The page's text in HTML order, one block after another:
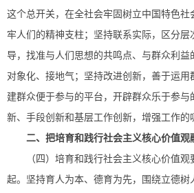
这个总开关，在全社会牢固树立中国特色社
牢人们的精神支柱；坚持联系实际，区分层
导，找准与人们思想的共鸣点、与群众利益
对象化、接地气；坚持改进创新，善于运
建群众便于参与的平台，开辟群众乐于参与
新、手段创新和基层工作创新，增强工作的
二、把培育和践行社会主义核心价值观
（四）培育和践行社会主义核心价值
起。坚持育人为本、德育为先，围绕立德树